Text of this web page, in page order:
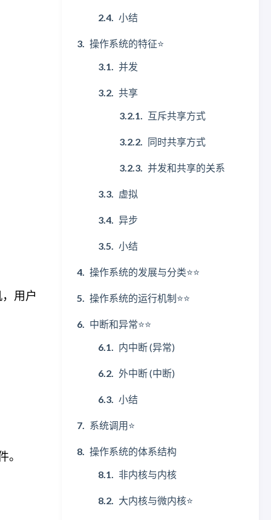
用户
。
小结
操作系统的特征⭐
并发
共享
互斥共享方式
同时共享方式
并发和共享的关系
虚拟
异步
小结
操作系统的发展与分类⭐⭐
操作系统的运行机制⭐⭐
中断和异常⭐⭐
内中断 (异常)
外中断 (中断)
小结
系统调用⭐
操作系统的体系结构
非内核与内核
大内核与微内核⭐